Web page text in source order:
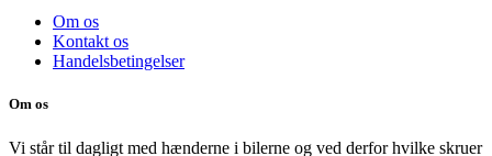
Om os
Kontakt os
Handelsbetingelser
Om os
Vi står til dagligt med hænderne i bilerne og ved derfor hvilke skruer